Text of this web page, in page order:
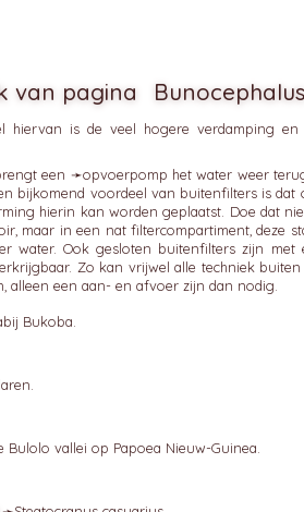
hiervan is de veel hogere verdamping en
een ➛opvoerpomp het water weer
bijkomend voordeel van buitenfilters is dat
hierin kan worden geplaatst. Doe dat
maar in een nat filtercompartiment, deze
water. Ook gesloten buitenfilters zijn met
Zo kan vrijwel alle techniek buiten
alleen een aan- en afvoer zijn dan nodig.
Bukoba.
Bulolo vallei op Papoea Nieuw-Guinea.